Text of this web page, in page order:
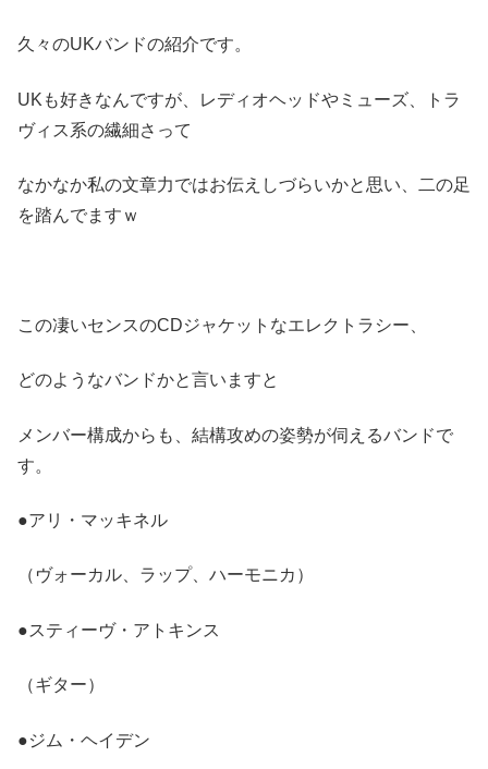
久々のUKバンドの紹介です。
UKも好きなんですが、レディオヘッドやミューズ、トラ
ヴィス系の繊細さって
なかなか私の文章力ではお伝えしづらいかと思い、二の足
を踏んでますｗ
この凄いセンスのCDジャケットなエレクトラシー、
どのようなバンドかと言いますと
メンバー構成からも、結構攻めの姿勢が伺えるバンドで
す。
●アリ・マッキネル
（ヴォーカル、ラップ、ハーモニカ）
●スティーヴ・アトキンス
（ギター）
●ジム・ヘイデン